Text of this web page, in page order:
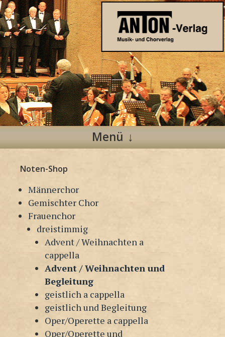
Anton Verlag
Musik- und Chorverlag
Menü
Inhalt
springen
Noten-Shop
Männerchor
Gemischter Chor
Frauenchor
dreistimmig
Advent / Weihnachten a
cappella
Advent / Weihnachten und
Begleitung
geistlich a cappella
geistlich und Begleitung
Oper/Operette a cappella
Oper/Operette und